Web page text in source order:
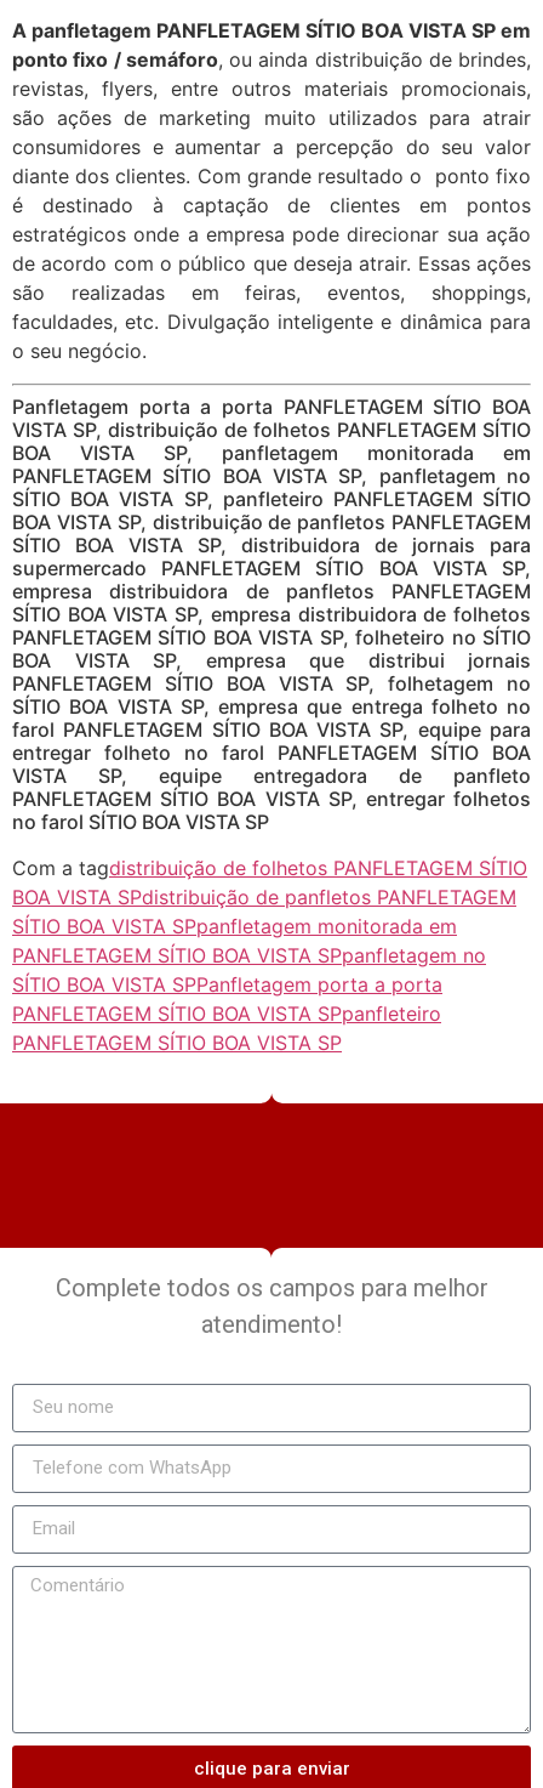
A panfletagem PANFLETAGEM SÍTIO BOA VISTA SP em
ponto fixo / semáforo, ou ainda distribuição de brindes,
revistas, flyers, entre outros materiais promocionais,
são ações de marketing muito utilizados para atrair
consumidores e aumentar a percepção do seu valor
diante dos clientes. Com grande resultado o ponto fixo
é destinado à captação de clientes em pontos
estratégicos onde a empresa pode direcionar sua ação
de acordo com o público que deseja atrair. Essas ações
são realizadas em feiras, eventos, shoppings,
faculdades, etc. Divulgação inteligente e dinâmica para
o seu negócio.
Panfletagem porta a porta PANFLETAGEM SÍTIO BOA
VISTA SP, distribuição de folhetos PANFLETAGEM SÍTIO
BOA VISTA SP, panfletagem monitorada em
PANFLETAGEM SÍTIO BOA VISTA SP, panfletagem no
SÍTIO BOA VISTA SP, panfleteiro PANFLETAGEM SÍTIO
BOA VISTA SP, distribuição de panfletos PANFLETAGEM
SÍTIO BOA VISTA SP, distribuidora de jornais para
supermercado PANFLETAGEM SÍTIO BOA VISTA SP,
empresa distribuidora de panfletos PANFLETAGEM
SÍTIO BOA VISTA SP, empresa distribuidora de folhetos
PANFLETAGEM SÍTIO BOA VISTA SP, folheteiro no SÍTIO
BOA VISTA SP, empresa que distribui jornais
PANFLETAGEM SÍTIO BOA VISTA SP, folhetagem no
SÍTIO BOA VISTA SP, empresa que entrega folheto no
farol PANFLETAGEM SÍTIO BOA VISTA SP, equipe para
entregar folheto no farol PANFLETAGEM SÍTIO BOA
VISTA SP, equipe entregadora de panfleto
PANFLETAGEM SÍTIO BOA VISTA SP, entregar folhetos
no farol SÍTIO BOA VISTA SP
Com a tagdistribuição de folhetos PANFLETAGEM SÍTIO
BOA VISTA SPdistribuição de panfletos PANFLETAGEM
SÍTIO BOA VISTA SPpanfletagem monitorada em
PANFLETAGEM SÍTIO BOA VISTA SPpanfletagem no
SÍTIO BOA VISTA SPPanfletagem porta a porta
PANFLETAGEM SÍTIO BOA VISTA SPpanfleteiro
PANFLETAGEM SÍTIO BOA VISTA SP
Complete todos os campos para melhor
atendimento!
clique para enviar